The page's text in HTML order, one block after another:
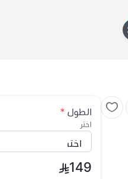
الطول *
اختر
149